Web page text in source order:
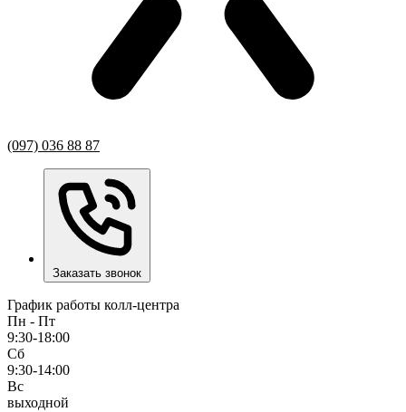
(097) 036 88 87
Заказать звонок
График работы колл-центра
Пн - Пт
9:30-18:00
Сб
9:30-14:00
Вс
выходной